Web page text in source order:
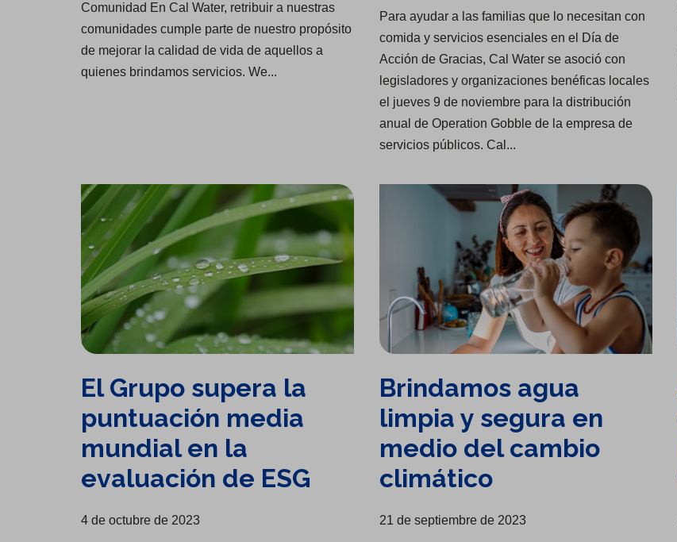
Comunidad En Cal Water, retribuir a nuestras
comunidades cumple parte de nuestro propósito
de mejorar la calidad de vida de aquellos a
quienes brindamos servicios. We...
Para ayudar a las familias que lo necesitan con
comida y servicios esenciales en el Día de
Acción de Gracias, Cal Water se asoció con
legisladores y organizaciones benéficas locales
el jueves 9 de noviembre para la distribución
anual de Operation Gobble de la empresa de
servicios públicos. Cal...
El Grupo supera la puntuación media mundial en la evaluación de ESG
El Grupo supera la
puntuación media
mundial en la
evaluación de ESG
4 de octubre de 2023
Brindamos agua limpia y segura en medio del cambio climático
Brindamos agua
limpia y segura en
medio del cambio
climático
21 de septiembre de 2023